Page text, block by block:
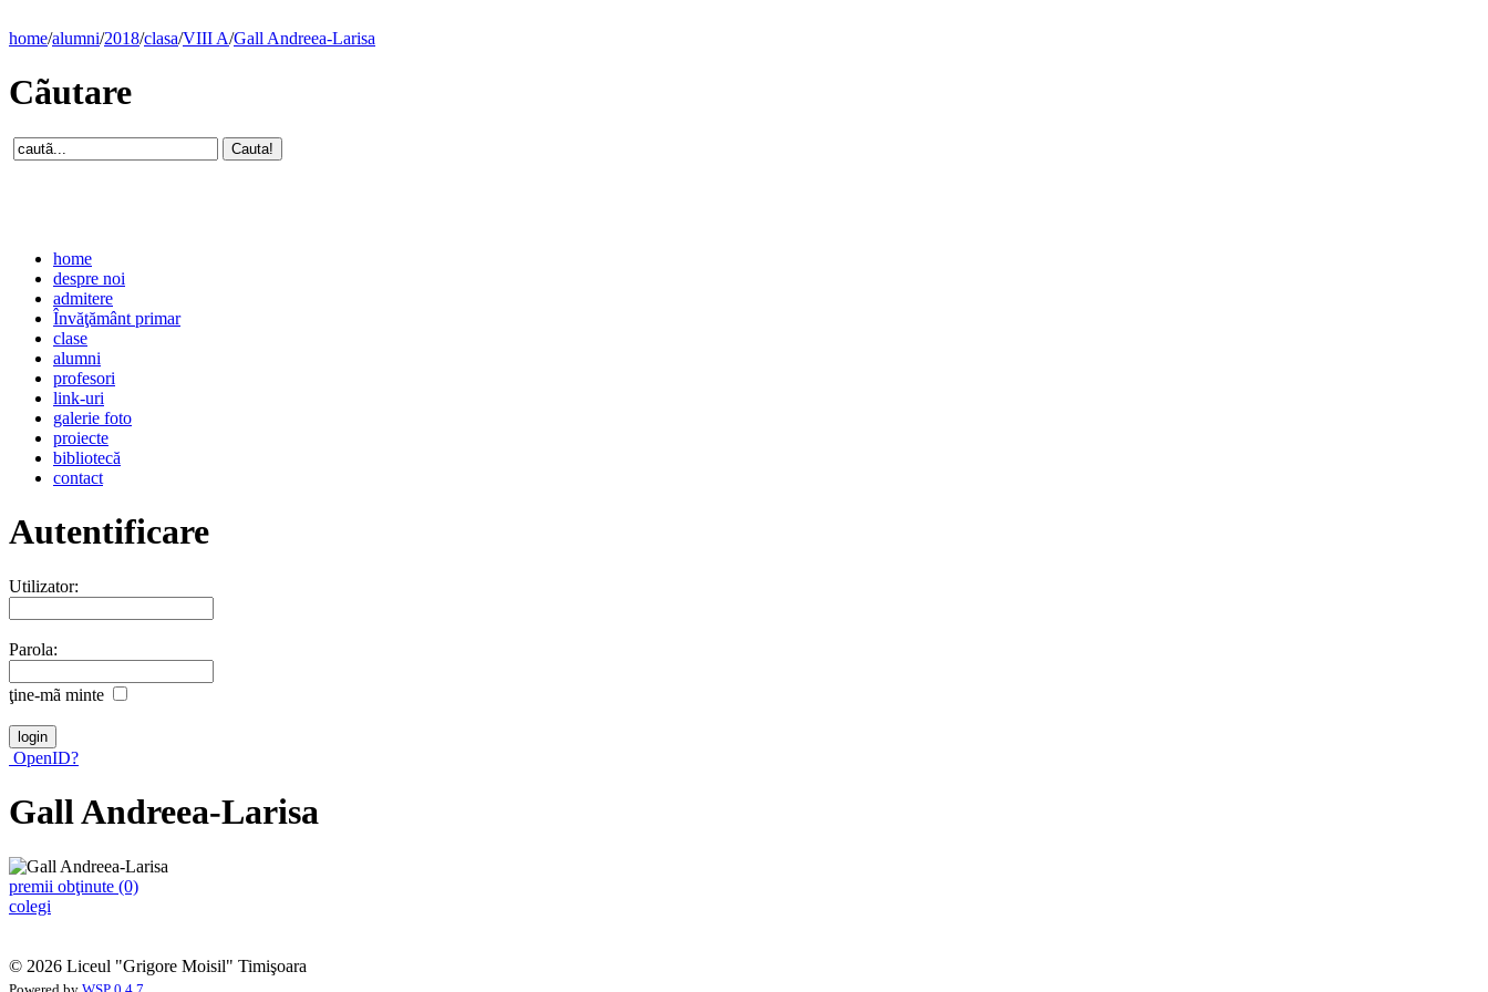
home/alumni/2018/clasa/VIII A/Gall Andreea-Larisa
Cãutare
home
despre noi
admitere
Învăţământ primar
clase
alumni
profesori
link-uri
galerie foto
proiecte
bibliotecă
contact
Autentificare
Utilizator:
Parola:
ţine-mã minte
OpenID?
Gall Andreea-Larisa
premii obţinute (0)
colegi
© 2026 Liceul "Grigore Moisil" Timişoara